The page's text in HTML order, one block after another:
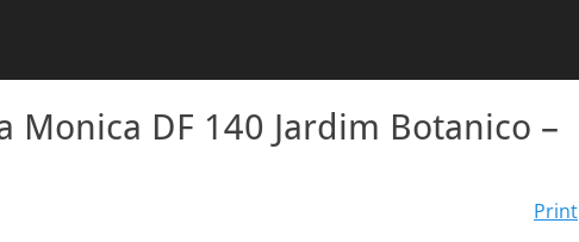
Monica DF 140 Jardim Botanico –
Print